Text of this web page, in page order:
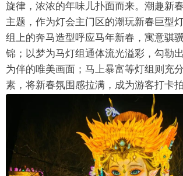
旋律，浓浓的年味儿扑面而来。潮趣新
主题，作为灯会主门区的潮玩新春巨型
组上的奔马造型呼应马年新春，寓意骐
锦；以梦为马灯组通体流光溢彩，勾勒
为伴的唯美画面；马上暴富等灯组则充
素，将新春氛围感拉满，成为游客打卡